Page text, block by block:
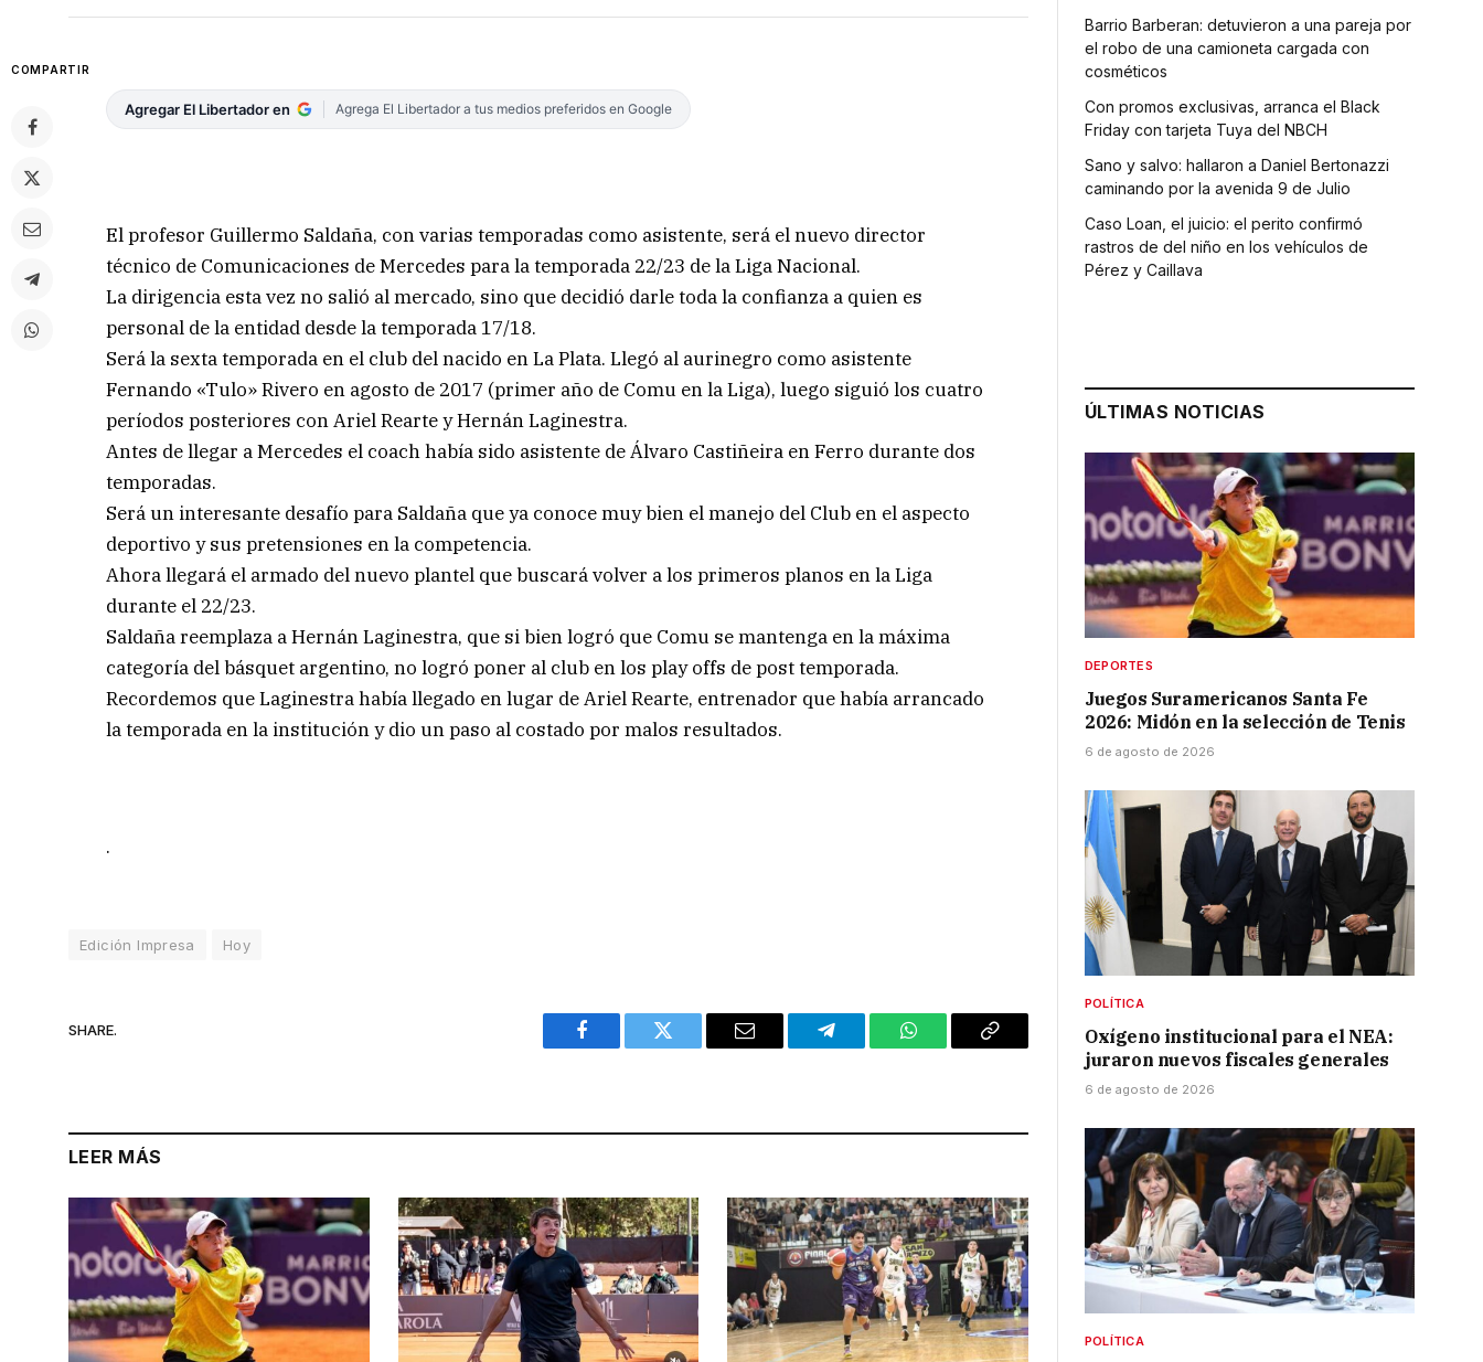
COMPARTIR
Agregar El Libertador en Agrega El Libertador a tus medios preferidos en Google
El profesor Guillermo Saldaña, con varias temporadas como asistente, será el nuevo director
técnico de Comunicaciones de Mercedes para la temporada 22/23 de la Liga Nacional.
La dirigencia esta vez no salió al mercado, sino que decidió darle toda la confianza a quien es
personal de la entidad desde la temporada 17/18.
Será la sexta temporada en el club del nacido en La Plata. Llegó al aurinegro como asistente
Fernando «Tulo» Rivero en agosto de 2017 (primer año de Comu en la Liga), luego siguió los cuatro
períodos posteriores con Ariel Rearte y Hernán Laginestra.
Antes de llegar a Mercedes el coach había sido asistente de Álvaro Castiñeira en Ferro durante dos
temporadas.
Será un interesante desafío para Saldaña que ya conoce muy bien el manejo del Club en el aspecto
deportivo y sus pretensiones en la competencia.
Ahora llegará el armado del nuevo plantel que buscará volver a los primeros planos en la Liga
durante el 22/23.
Saldaña reemplaza a Hernán Laginestra, que si bien logró que Comu se mantenga en la máxima
categoría del básquet argentino, no logró poner al club en los play offs de post temporada.
Recordemos que Laginestra había llegado en lugar de Ariel Rearte, entrenador que había arrancado
la temporada en la institución y dio un paso al costado por malos resultados.
.
Edición Impresa Hoy
SHARE.
Facebook Twitter Email Telegram WhatsAppCopy
LEER MÁS
Barrio Barberan: detuvieron a una pareja por
el robo de una camioneta cargada con
cosméticos
Con promos exclusivas, arranca el Black
Friday con tarjeta Tuya del NBCH
Sano y salvo: hallaron a Daniel Bertonazzi
caminando por la avenida 9 de Julio
Caso Loan, el juicio: el perito confirmó
rastros de del niño en los vehículos de
Pérez y Caillava
ÚLTIMAS NOTICIAS
DEPORTES
Juegos Suramericanos Santa Fe
2026: Midón en la selección de Tenis
6 de agosto de 2026
POLÍTICA
Oxígeno institucional para el NEA:
juraron nuevos fiscales generales
6 de agosto de 2026
POLÍTICA